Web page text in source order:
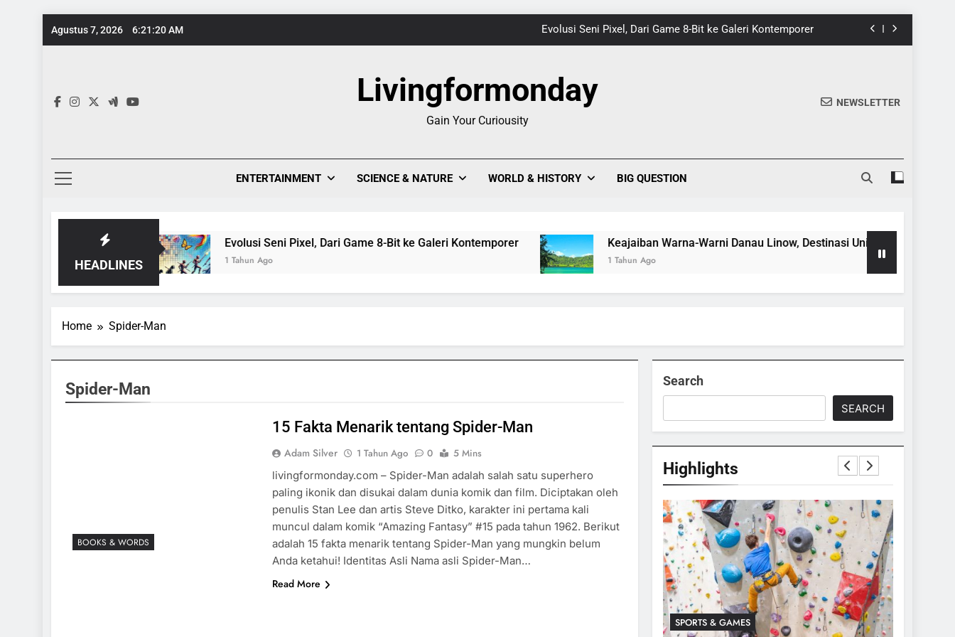
Agustus 7, 2026 6:21:21 AM Evolusi Seni Pixel, Dari Game 8-Bit ke Galeri Kontemporer
Keajaiban Warna-Warni Danau Linow, Destinasi Unik di Tomohon yang Wajib Dikunjungi
Livingformonday
Gain Your Curiousity
NEWSLETTER
ENTERTAINMENT SCIENCE & NATURE WORLD & HISTORY BIG QUESTION
HEADLINES
Evolusi Seni Pixel, Dari Game 8-Bit ke Galeri Kontemporer
1 Tahun Ago
Keajaiban Warna-Warni Danau Linow, Destinasi Unik di Tomohon yang
1 Tahun Ago
Home Spider-Man
Spider-Man
BOOKS & WORDS
15 Fakta Menarik tentang Spider-Man
Adam Silver 1 Tahun Ago 0
5 Mins
livingformonday.com – Spider-Man adalah salah satu superhero
paling ikonik dan disukai dalam dunia komik dan film. Diciptakan oleh
penulis Stan Lee dan artis Steve Ditko, karakter ini pertama kali
muncul dalam komik “Amazing Fantasy” #15 pada tahun 1962. Berikut
adalah 15 fakta menarik tentang Spider-Man yang mungkin belum
Anda ketahui! Identitas Asli Nama asli Spider-Man…
Read More
Search
SEARCH
Highlights
SPORTS & GAMES